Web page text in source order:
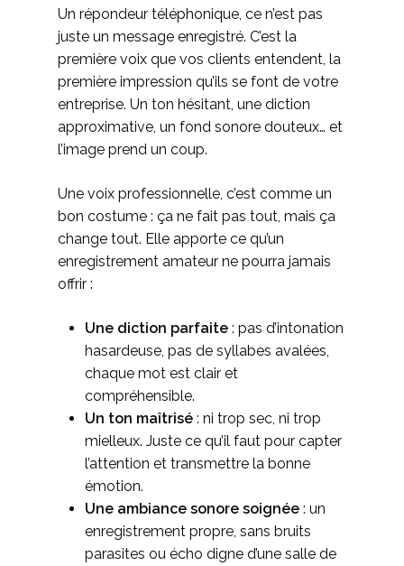
Un répondeur téléphonique, ce n’est pas
juste un message enregistré. C’est la
première voix que vos clients entendent, la
première impression qu’ils se font de votre
entreprise. Un ton hésitant, une diction
approximative, un fond sonore douteux… et
l’image prend un coup.
Une voix professionnelle, c’est comme un
bon costume : ça ne fait pas tout, mais ça
change tout. Elle apporte ce qu’un
enregistrement amateur ne pourra jamais
offrir :
Une diction parfaite : pas d’intonation
hasardeuse, pas de syllabes avalées,
chaque mot est clair et
compréhensible.
Un ton maîtrisé : ni trop sec, ni trop
mielleux. Juste ce qu’il faut pour capter
l’attention et transmettre la bonne
émotion.
Une ambiance sonore soignée : un
enregistrement propre, sans bruits
parasites ou écho digne d’une salle de